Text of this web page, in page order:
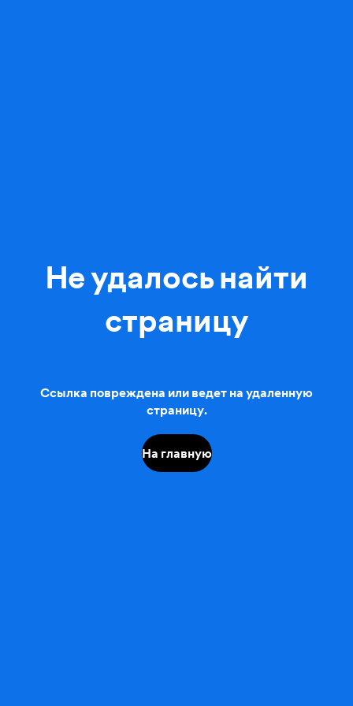
Не удалось найти
страницу
Ссылка повреждена или ведет на удаленную
страницу.
На главную